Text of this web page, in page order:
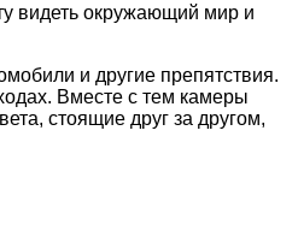
видеть окружающий мир и
и другие препятствия.
Вместе с тем камеры
стоящие друг за другом,